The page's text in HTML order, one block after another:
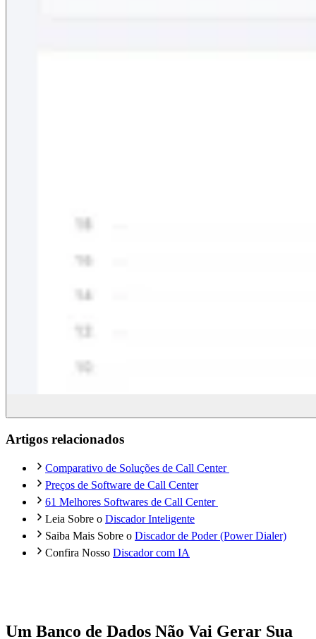
Artigos relacionados
Comparativo de Soluções de Call Center
Preços de Software de Call Center
61 Melhores Softwares de Call Center
Leia Sobre o Discador Inteligente
Saiba Mais Sobre o Discador de Poder (Power Dialer)
Confira Nosso Discador com IA
Um Banco de Dados Não Vai Gerar Sua